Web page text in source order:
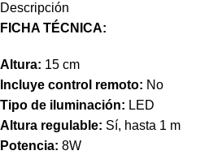
Descripción
FICHA TÉCNICA:
Altura: 15 cm
Incluye control remoto: No
Tipo de iluminación: LED
Altura regulable: Sí, hasta 1 m
Potencia: 8W